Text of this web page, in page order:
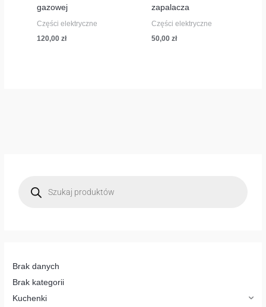
p
o
u
Brak danych
Brak kategorii
Kuchenki
gazowej
Części elektryczne
120,00zł
zapalacza
Części elektryczne
50,00 zł